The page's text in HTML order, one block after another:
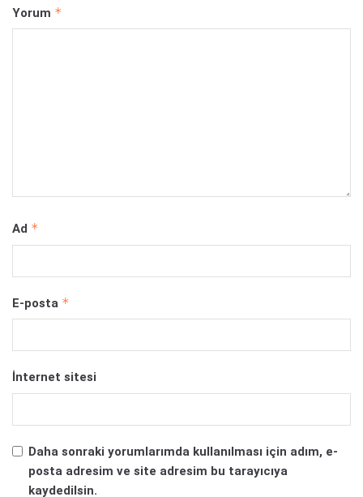
Yorum *
Ad *
E-posta *
İnternet sitesi
Daha sonraki yorumlarımda kullanılması için adım, e-
posta adresim ve site adresim bu tarayıcıya
kaydedilsin.